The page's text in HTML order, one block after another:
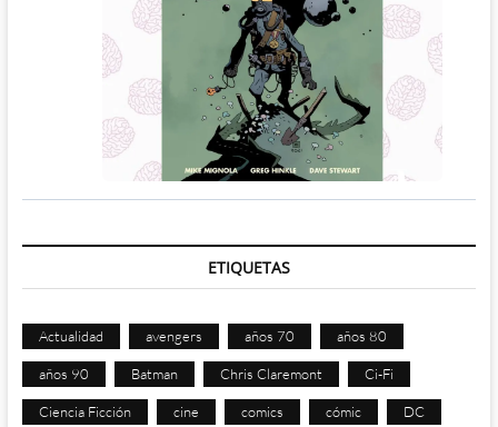
ETIQUETAS
Actualidad avengers años 70 años 80
años 90 Batman Chris Claremont Ci-Fi
Ciencia Ficción cine comics cómic DC